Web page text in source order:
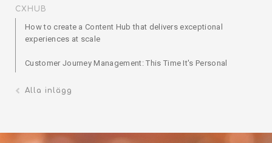
CXHUB
How to create a Content Hub that delivers exceptional
experiences at scale
Customer Journey Management: This Time It's Personal
Alla inlägg